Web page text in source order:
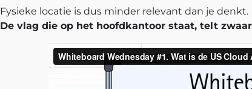
Fysieke locatie is dus minder relevant dan je denkt.
De vlag die op het hoofdkantoor staat, telt